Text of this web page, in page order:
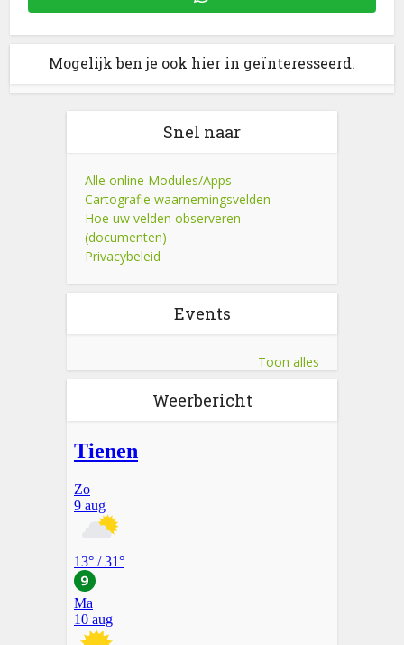
Mogelijk ben je ook hier in geïnteresseerd.
Snel naar
Alle online Modules/Apps
Cartografie waarnemingsvelden
Hoe uw velden observeren
(documenten)
Privacybeleid
Events
Toon alles
Weerbericht